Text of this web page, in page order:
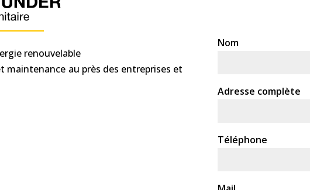
renouvelable
maintenance au près des entreprises et
Nom
Adresse complète
Téléphone